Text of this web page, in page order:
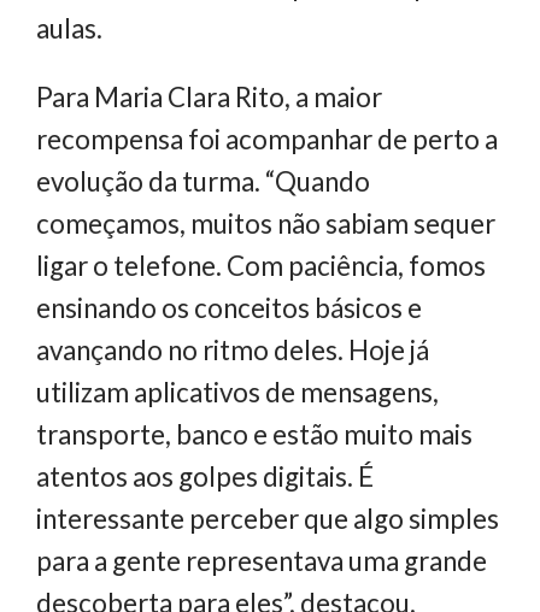
aulas.
Para Maria Clara Rito, a maior
recompensa foi acompanhar de perto a
evolução da turma. “Quando
começamos, muitos não sabiam sequer
ligar o telefone. Com paciência, fomos
ensinando os conceitos básicos e
avançando no ritmo deles. Hoje já
utilizam aplicativos de mensagens,
transporte, banco e estão muito mais
atentos aos golpes digitais. É
interessante perceber que algo simples
para a gente representava uma grande
descoberta para eles”, destacou.